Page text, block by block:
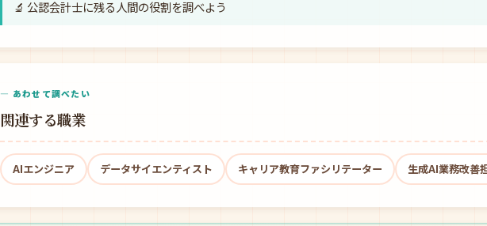
🔬 公認会計士に残る人間の役割を調べよう
— あわせて調べたい
関連する職業
AIエンジニア データサイエンティスト キャリア教育ファシリテーター 生成AI業務改善